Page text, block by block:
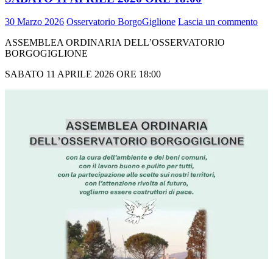
30 Marzo 2026 Osservatorio BorgoGiglione Lascia un commento
ASSEMBLEA ORDINARIA DELL’OSSERVATORIO
BORGOGIGLIONE
SABATO 11 APRILE 2026 ORE 18:00